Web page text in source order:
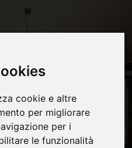
cookie e altre
per migliorare
per i
le funzionalità